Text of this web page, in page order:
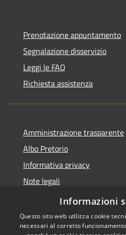
Prenotazione appuntamento
Segnalazione disservizio
Leggi le FAQ
Richiesta assistenza
Amministrazione trasparente
Albo Pretorio
Informativa privacy
Note legali
Dichiarazione di accessibilità
Informazioni
Questo sito web utilizza cookie
necessari al corretto